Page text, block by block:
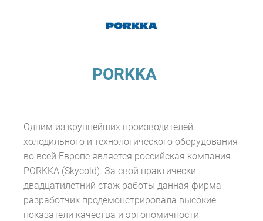
PORKKA
Одним из крупнейших производителей
холодильного и технологического оборудования
во всей Европе является российская компания
PORKKA (Skycold). За свой практически
двадцатилетний стаж работы данная фирма-
разработчик продемонстрировала высокие
показатели качества и эргономичности